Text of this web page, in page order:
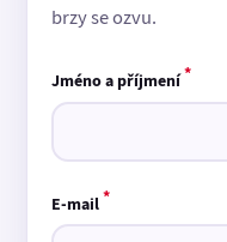
brzy se ozvu.
Jméno a příjmení*
E-mail*